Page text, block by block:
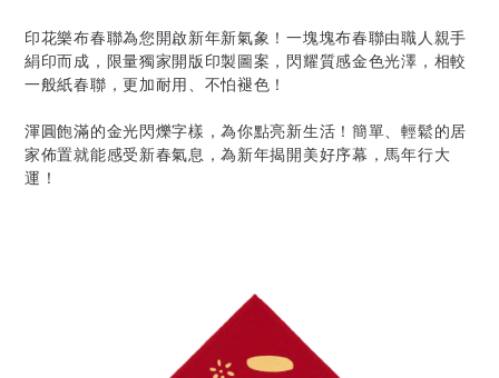
印花樂布春聯為您開啟新年新氣象！一塊塊布春聯由職人親手
絹印而成，限量獨家開版印製圖案，閃耀質感金色光澤，相較
一般紙春聯，更加耐用、不怕褪色！
渾圓飽滿的金光閃爍字樣，為你點亮新生活！簡單、輕鬆的居
家佈置就能感受新春氣息，為新年揭開美好序幕，馬年行大
運！